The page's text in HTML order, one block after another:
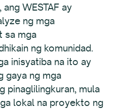
WESTAF ay
ng mga
sa mga
ng komunidad.
inisyatiba na ito ay
gaya ng mga
pinaglilingkuran, mula
lokal na proyekto ng